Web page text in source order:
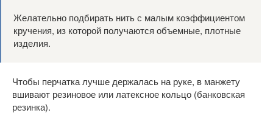
Желательно подбирать нить с малым коэффициентом
кручения, из которой получаются объемные, плотные
изделия.
Чтобы перчатка лучше держалась на руке, в манжету
вшивают резиновое или латексное кольцо (банковская
резинка).